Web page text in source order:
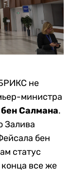
не
министра
Салмана.
Залива
бен
статус
все же